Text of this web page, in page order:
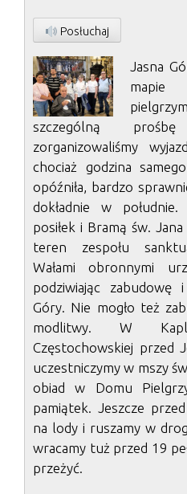
Posłuchaj
Jasna
szczególną
zorganizowaliśmy
chociaż godzina
opóźniła, bardzo
dokładnie w
posiłek i Bramą św.
teren zespołu
Wałami obronnymi
podziwiając zabudowę
Góry. Nie mogło też
modlitwy. W
Częstochowskiej przed
uczestniczymy w mszy
obiad w Domu
pamiątek. Jeszcze
na lody i ruszamy w
wracamy tuż przed 19
przeżyć.